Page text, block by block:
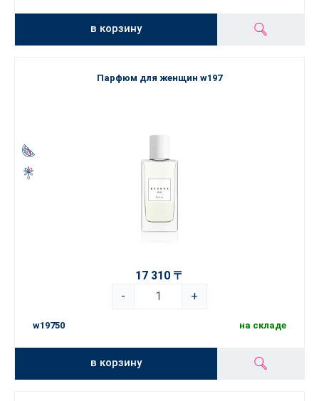
в корзину
Парфюм для женщин w197
17 310 〒
-
+
w19750 на складе
в корзину